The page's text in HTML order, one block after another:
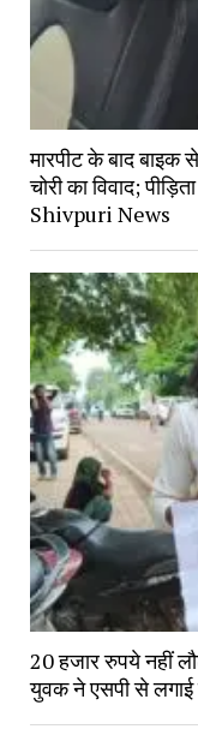
मारपीट के बाद
चोरी का विवाद;
Shivpuri News
20 हजार रुपये नहीं
युवक ने एसपी से